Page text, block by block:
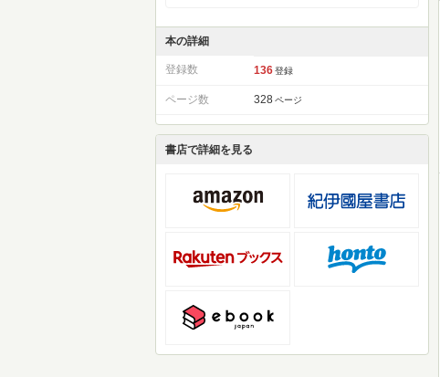
本の詳細
登録数 136 登録
ページ数 328 ページ
書店で詳細を見る